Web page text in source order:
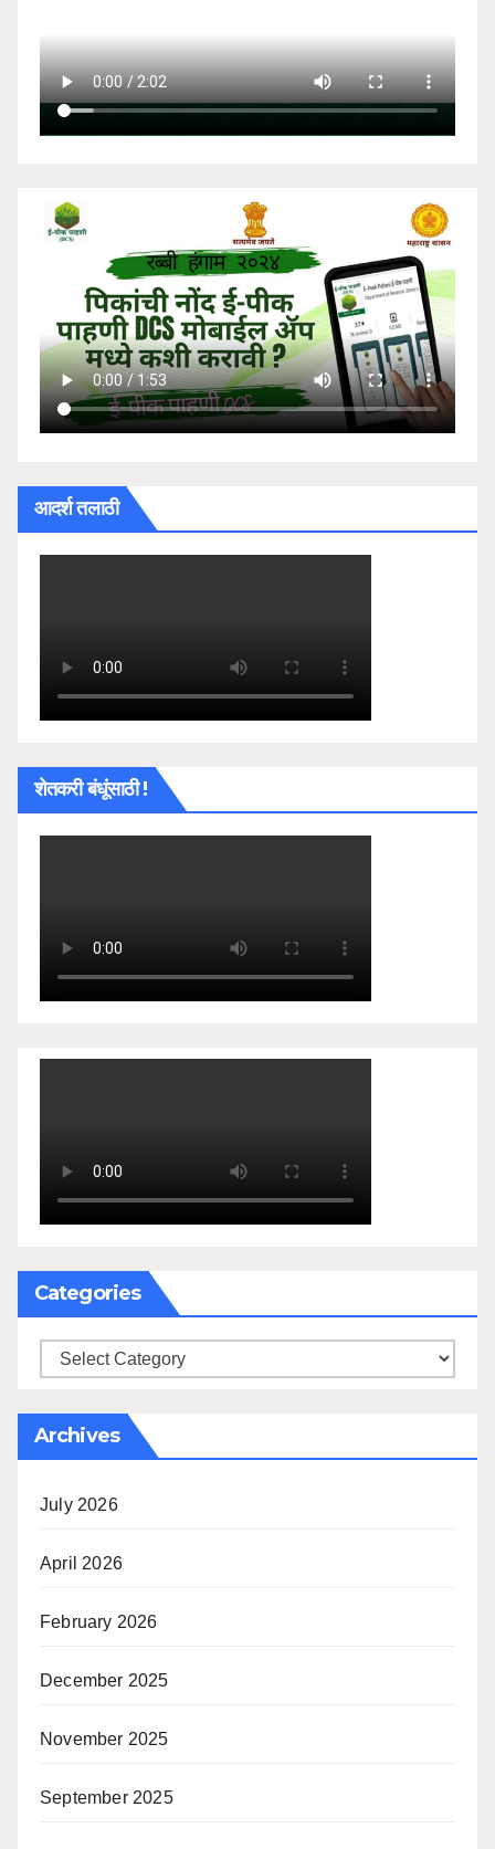
आदर्श तलाठी
शेतकरी बंधूंसाठी !
Categories
Categories
Archives
July 2026
April 2026
February 2026
December 2025
November 2025
September 2025